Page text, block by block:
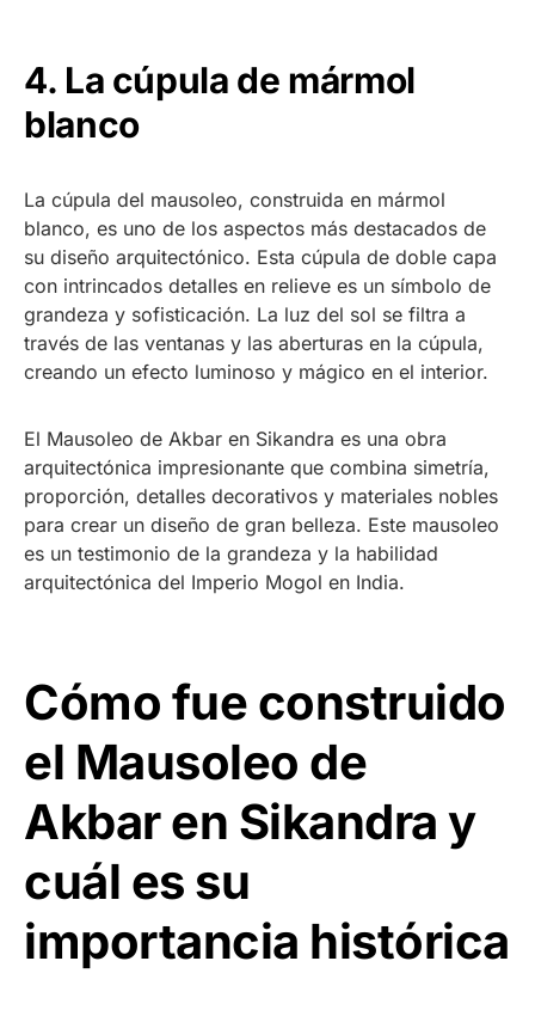
4. La cúpula de mármol
blanco
La cúpula del mausoleo, construida en mármol
blanco, es uno de los aspectos más destacados de
su diseño arquitectónico. Esta cúpula de doble capa
con intrincados detalles en relieve es un símbolo de
grandeza y sofisticación. La luz del sol se filtra a
través de las ventanas y las aberturas en la cúpula,
creando un efecto luminoso y mágico en el interior.
El Mausoleo de Akbar en Sikandra es una obra
arquitectónica impresionante que combina simetría,
proporción, detalles decorativos y materiales nobles
para crear un diseño de gran belleza. Este mausoleo
es un testimonio de la grandeza y la habilidad
arquitectónica del Imperio Mogol en India.
Cómo fue construido
el Mausoleo de
Akbar en Sikandra y
cuál es su
importancia histórica